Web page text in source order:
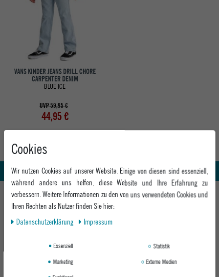
VANS KINDER JEANS DRILL CHORE
CARPENTER DENIM
BLUE ICE
UVP 59,95 €
44,95 €
Whatsapp Support
HILFE UND BERATUNG
Beratung
Zahlung & Versand
INFO & KONTAKT
Montag - Freitag: 8:00 - 18:00
We Care - Wiederverwendete Verpackungen
Cookies
Wir nutzen Cookies auf unserer Website. Einige von diesen sind essenziell,
während andere uns helfen, diese Website und Ihre Erfahrung zu
verbessern. Weitere Informationen zu den von uns verwendeten Cookies und
Ihren Rechten als Nutzer finden Sie hier:
Daten­schutz­erklärung
Impressum
Essenziell
Statistik
Marketing
Externe Medien